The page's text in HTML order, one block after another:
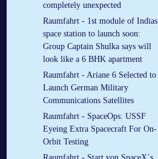
completely unexpected
Raumfahrt - 1st module of Indias
space station to launch soon:
Group Captain Shulka says will
look like a 6 BHK apartment
Raumfahrt - Ariane 6 Selected to
Launch German Military
Communications Satellites
Raumfahrt - SpaceOps: USSF
Eyeing Extra Spacecraft For On-
Orbit Testing